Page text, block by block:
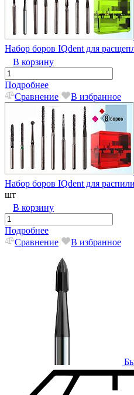
Набор боров IQdent для
В корзину
Подробнее
Сравнение
В избранное
Набор боров IQdent для
шт
В корзину
Подробнее
Сравнение
В избранное